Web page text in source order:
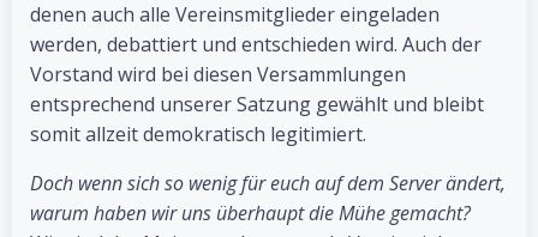
denen auch alle Vereinsmitglieder eingeladen
werden, debattiert und entschieden wird. Auch der
Vorstand wird bei diesen Versammlungen
entsprechend unserer Satzung gewählt und bleibt
somit allzeit demokratisch legitimiert.
Doch wenn sich so wenig für euch auf dem Server ändert,
warum haben wir uns überhaupt die Mühe gemacht?